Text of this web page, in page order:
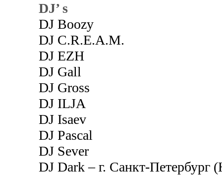
DJ’ s
DJ Boozy
DJ C.R.E.A.M.
DJ EZH
DJ Gall
DJ Gross
DJ ILJA
DJ Isaev
DJ Pascal
DJ Sever
DJ Dark – г. Санкт-Петербург